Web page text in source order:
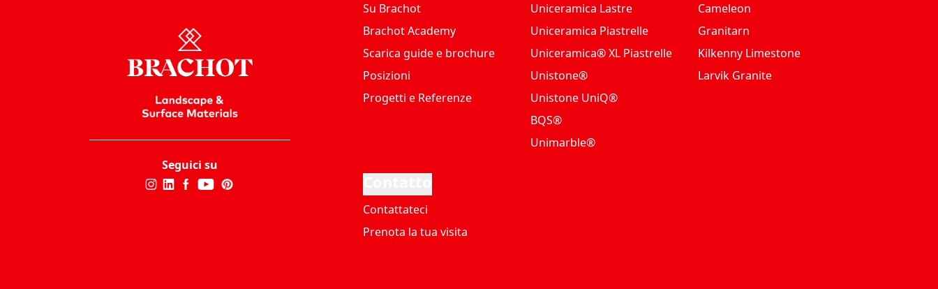
Seguici su
Su Brachot
Brachot Academy
Scarica guide e brochure
Posizioni
Progetti e Referenze
Uniceramica Lastre
Uniceramica Piastrelle
Uniceramica® XL Piastrelle
Unistone®
Unistone UniQ®
BQS®
Unimarble®
Cameleon
Granitarn
Kilkenny Limestone
Larvik Granite
Contattateci
Prenota la tua visita